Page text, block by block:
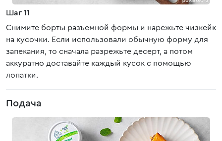
Шаг 11
Снимите борты разъемной формы и нарежьте чизкейк
на кусочки. Если использовали обычную форму для
запекания, то сначала разрежьте десерт, а потом
аккуратно доставайте каждый кусок с помощью
лопатки.
Подача